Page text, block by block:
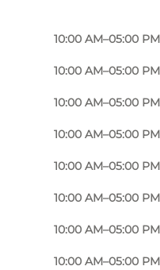
10:00 AM–05:00 PM
10:00 AM–05:00 PM
10:00 AM–05:00 PM
10:00 AM–05:00 PM
10:00 AM–05:00 PM
10:00 AM–05:00 PM
10:00 AM–05:00 PM
10:00 AM–05:00 PM